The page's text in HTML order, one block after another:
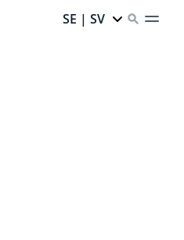
SE | SV